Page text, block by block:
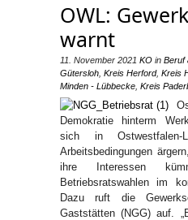
OWL:
warnt
11. November 2021 KO in Beruf
Gütersloh Kreis Herford, Kreis
Minden - Lübbecke Kreis
Demokratie hinterm
sich in Ostwestfalen-
Arbeitsbedingungen
ihre Interessen
Betriebsratswahlen im
Dazu ruft die
Gaststätten (NGG) auf.